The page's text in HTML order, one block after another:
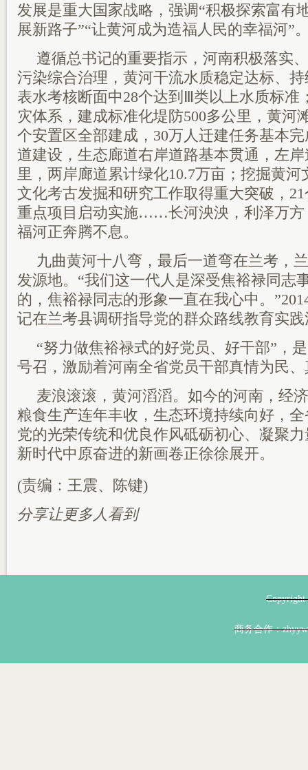
发展是重大国家战略，强调“积极探索富有
展新路子”“让黄河成为造福人民的幸福河”
遵循总书记的重要指示，河南积极落实
污染综合治理，黄河干流水质稳定达标、
表水考核断面中28个达到Ⅲ类以上水质标准
灾体系，建成标准化堤防500多公里，黄河
个安置区全部建成，30万人迁建任务基本
道建设，生态廊道右岸道路基本贯通，左
里，两岸廊道累计绿化10.7万亩；挖掘黄
文化考古发掘和研究工作取得重大突破，
重点项目启动实施……长河泱泱，利泽万方
福河正奔腾不息。
九曲黄河十八弯，最后一道弯在兰考，
发源地。“我们这一代人是深受焦裕禄同志
的，焦裕禄同志的形象一直在我心中。
记在兰考县调研指导党的群众路线教育实
“努力做焦裕禄式的好党员、好干部”，
号召，激励着河南全省党员干部真情为民
麦浪滚滚，黄河滔滔。如今的河南，经
粮食生产连年丰收，生态环境持续向好，
党的光荣传统和优良作风砥砺初心、凝聚
新时代中原奋进的新画卷正徐徐展开。
(责编：王震、陈键)
分享让更多人看到
商务合作：